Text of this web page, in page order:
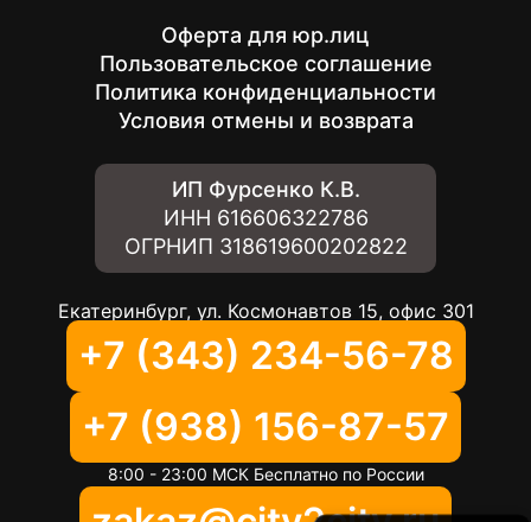
Оферта для юр.лиц
Пользовательское соглашение
Политика конфиденциальности
Условия отмены и возврата
ИП Фурсенко К.В.
ИНН 616606322786
ОГРНИП 318619600202822
Екатеринбург, ул. Космонавтов 15, офис 301
+7 (343) 234-56-78
+7 (938) 156-87-57
8:00 - 23:00 МСК Бесплатно по России